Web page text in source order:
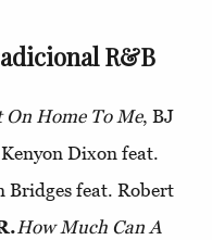
R&B
Home To Me, BJ
Dixon feat.
Bridges feat. Robert
How Much Can A